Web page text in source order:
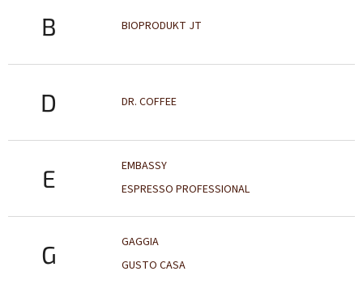
B BIOPRODUKT JT
D DR. COFFEE
E
EMBASSY
ESPRESSO PROFESSIONAL
G
GAGGIA
GUSTO CASA